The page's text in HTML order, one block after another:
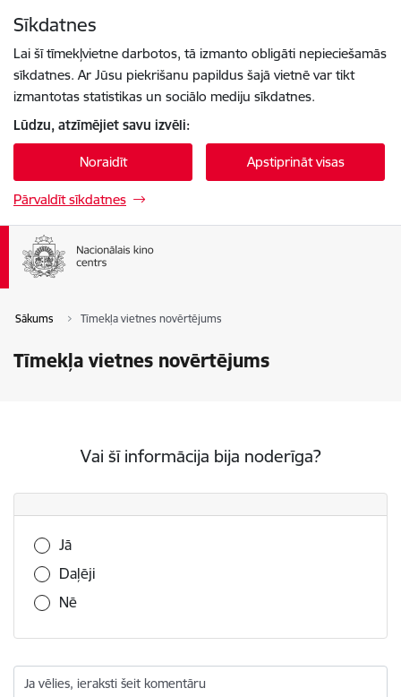
Sīkdatnes
Lai šī tīmekļvietne darbotos, tā izmanto obligāti nepieciešamās
sīkdatnes. Ar Jūsu piekrišanu papildus šajā vietnē var tikt
izmantotas statistikas un sociālo mediju sīkdatnes.
Lūdzu, atzīmējiet savu izvēli:
Noraidīt Apstiprināt visas
Pārvaldīt sīkdatnes
Sākums Tīmekļa vietnes novērtējums
Tīmekļa vietnes novērtējums
Vai šī informācija bija noderīga?
Vai šī informācija bija noderīga?
Jā
Daļēji
Nē
Ja vēlies, ieraksti šeit komentāru